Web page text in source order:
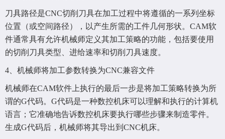
刀具路径是CNC切削刀具在加工过程中将遵循的一系列坐标
位置（或空间路径），以产生所需的工件几何形状。CAM软
件通常具有允许机械师定义其加工策略的功能，包括要使用
的切削刀具类型、进给速率和切削刀具速度。
4、机械师将加工参数转换为CNC兼容文件
机械师在CAM软件上执行的最后一步是将加工策略转换为所
谓的G代码。G代码是一种数控机床可以理解和执行的计算机
语言；它准确地告诉数控机床要执行哪些步骤来制造零件。
生成G代码后，机械师将其导出到CNC机床。